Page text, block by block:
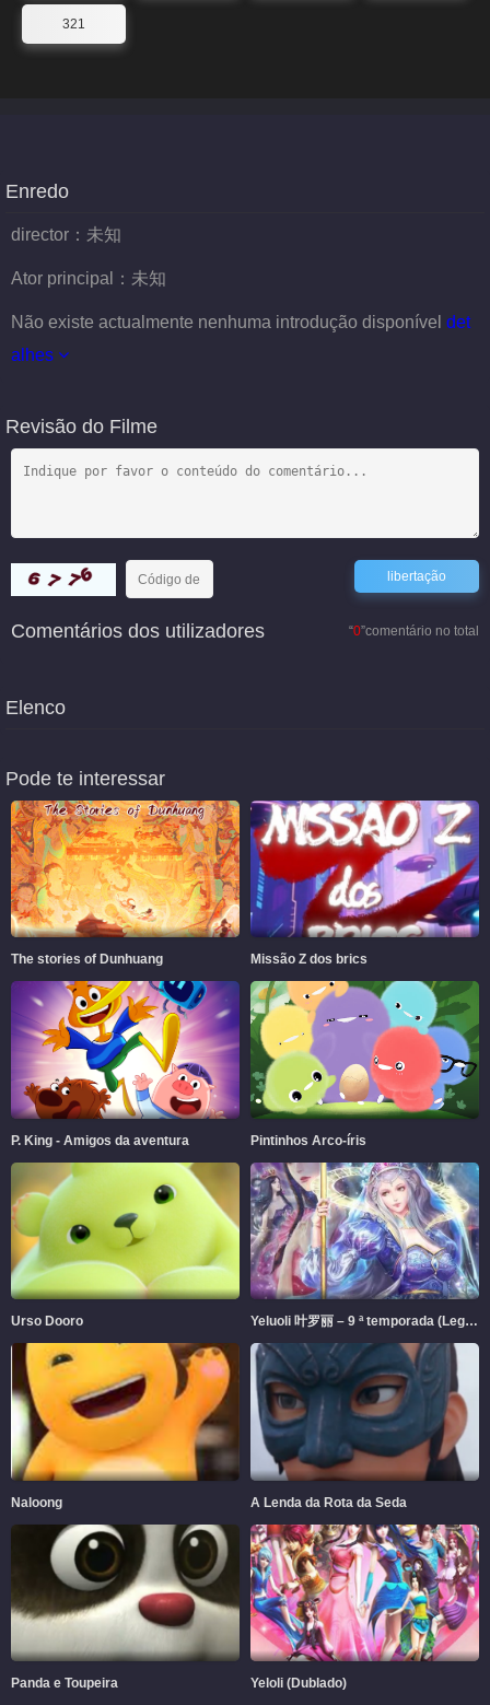
321
Enredo
director： 未知
Ator principal： 未知
Não existe actualmente nenhuma introdução disponível det
alhes
Revisão do Filme
“0”comentário no total
Comentários dos utilizadores
Elenco
Pode te interessar
The stories of Dunhuang Missão Z dos brics
P. King - Amigos da aventura Pintinhos Arco-íris
Urso Dooro Yeluoli 叶罗丽 – 9 ª temporada (Legendado)
Naloong A Lenda da Rota da Seda
Panda e Toupeira Yeloli (Dublado)